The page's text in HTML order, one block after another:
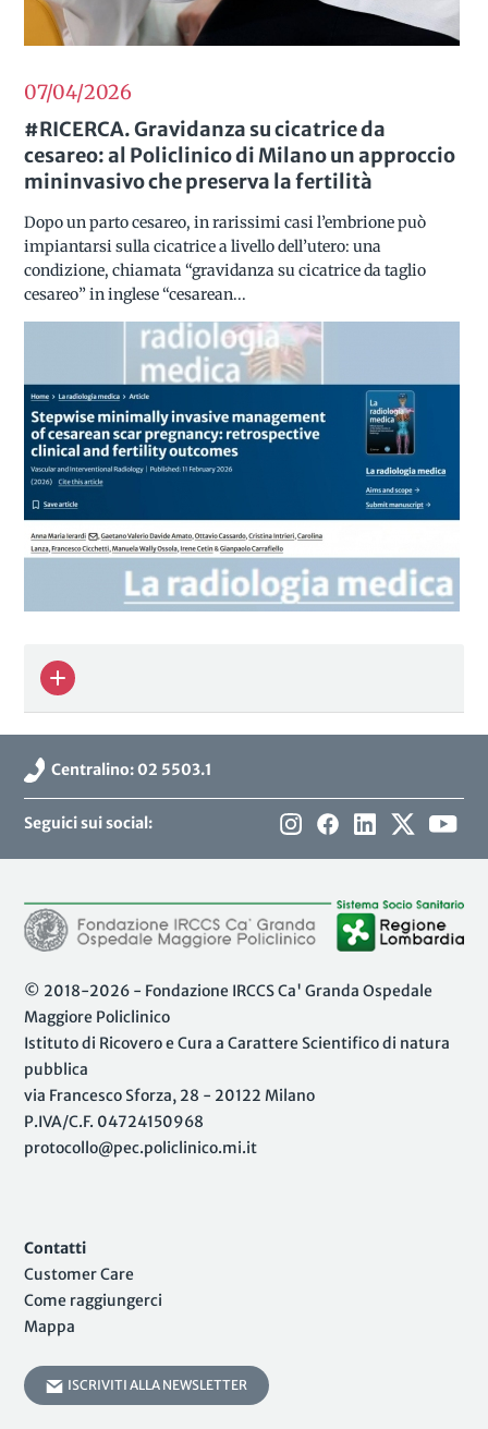
07/042026
#RICERCA. Gravidanza su cicatrice da
cesareo: al Policlinico di Milano un approccio
mininvasivo che preserva la fertilità
Dopo un parto cesareo, in rarissimi casi l’embrione può
impiantarsi sulla cicatrice a livello dell’utero: una
condizione, chiamata “gravidanza su cicatrice da taglio
cesareo” in inglese “cesarean...
Centralino: 02 5503.1
Seguici sui social:
© 2018-2026 - Fondazione IRCCS Ca' Granda Ospedale
Maggiore Policlinico
Istituto di Ricovero e Cura a Carattere Scientifico di natura
pubblica
via Francesco Sforza, 28 - 20122 Milano
P.IVA/C.F. 04724150968
protocollo@pec.policlinico.mi.it
Contatti
Customer Care
Come raggiungerci
Mappa
ISCRIVITI ALLA NEWSLETTER